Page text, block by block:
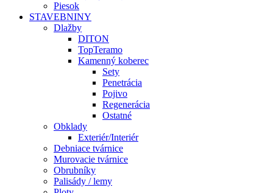
Piesok
STAVEBNINY
Dlažby
DITON
TopTeramo
Kamenný koberec
Sety
Penetrácia
Pojivo
Regenerácia
Ostatné
Obklady
Exteriér/Interiér
Debniace tvárnice
Murovacie tvárnice
Obrubníky
Palisády / lemy